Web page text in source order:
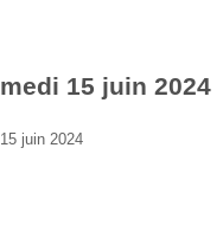
15 juin 2024
juin 2024